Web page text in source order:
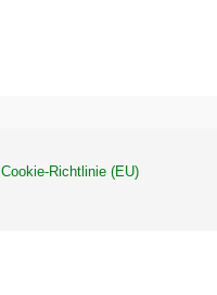
Cookie-Richtlinie (EU)